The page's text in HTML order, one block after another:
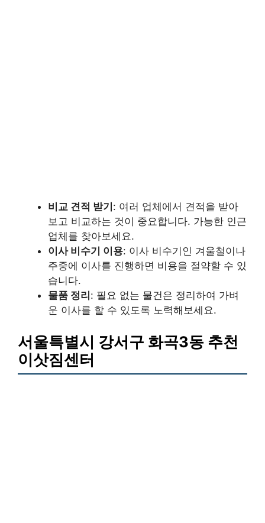
비교 견적 받기 : 여러 업체에서 견적을 받아
보고 비교하는 것이 중요합니다. 가능한 인근
업체를 찾아보세요.
이사 비수기 이용: 이사 비수기인 겨울철이나
주중에 이사를 진행하면 비용을 절약할 수 있
습니다.
물품 정리 : 필요 없는 물건은 정리하여 가벼
운 이사를 할 수 있도록 노력해보세요.
서울특별시 강서구 화곡3동 추천
이삿짐센터